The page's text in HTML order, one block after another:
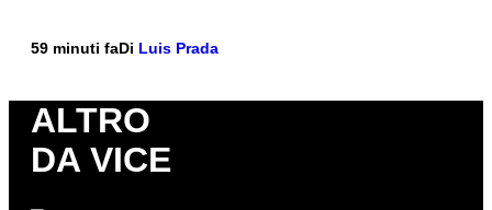
59 minuti faDi Luis Prada
ALTRO
DA VICE